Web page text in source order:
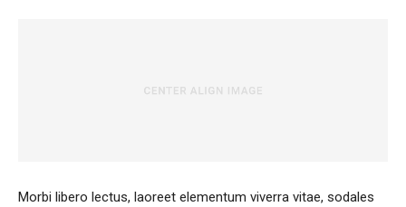
Morbi libero lectus, laoreet elementum viverra vitae, sodales